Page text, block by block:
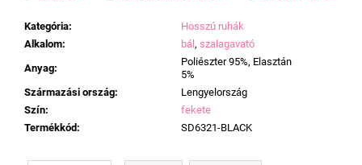
Kategória:
Hosszú ruhák
Alkalom: bál, szalagavató
Anyag:
Poliészter 95%, Elasztán
5%
Származási ország:
Lengyelország
Szín:
fekete
Termékkód: SD6321-BLACK